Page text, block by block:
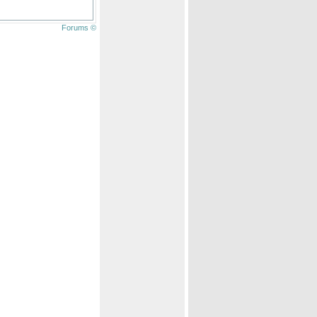
Forums ©